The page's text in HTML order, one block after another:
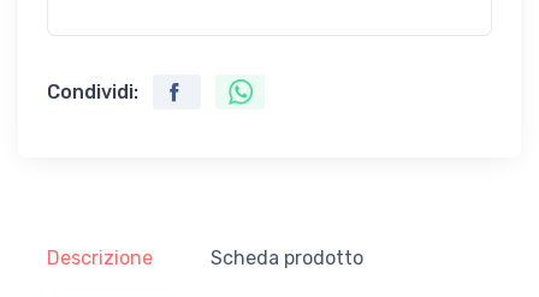
Condividi:
Descrizione Scheda prodotto